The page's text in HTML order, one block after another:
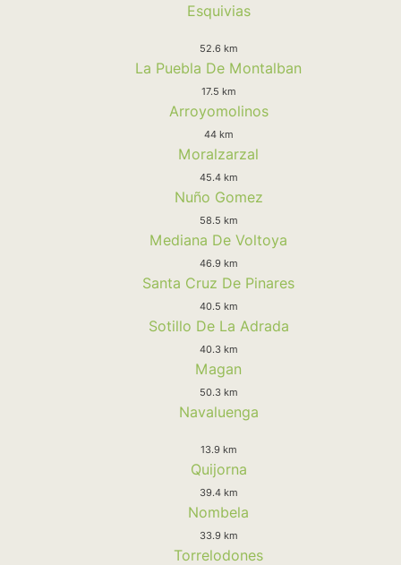
Esquivias
52.6 km
La Puebla De Montalban
17.5 km
Arroyomolinos
44 km
Moralzarzal
45.4 km
Nuño Gomez
58.5 km
Mediana De Voltoya
46.9 km
Santa Cruz De Pinares
40.5 km
Sotillo De La Adrada
40.3 km
Magan
50.3 km
Navaluenga
13.9 km
Quijorna
39.4 km
Nombela
33.9 km
Torrelodones